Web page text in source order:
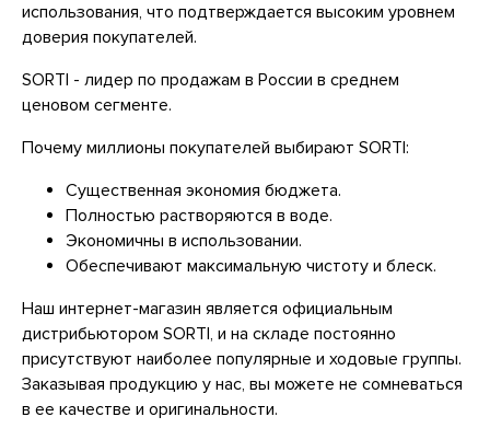
использования, что подтверждается высоким уровнем
доверия покупателей.
SORTI - лидер по продажам в России в среднем
ценовом сегменте.
Почему миллионы покупателей выбирают SORTI:
Существенная экономия бюджета.
Полностью растворяются в воде.
Экономичны в использовании.
Обеспечивают максимальную чистоту и блеск.
Наш интернет-магазин является официальным
дистрибьютором SORTI, и на складе постоянно
присутствуют наиболее популярные и ходовые группы.
Заказывая продукцию у нас, вы можете не сомневаться
в ее качестве и оригинальности.